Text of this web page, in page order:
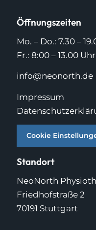
Öffnungszeiten
Mo. – Do.: 7.30 –
Fr.: 8:00 – 13.00 Uhr
info@neonorth.de
Impressum
Cookie
Standort
NeoNorth
Friedhofstraße 2
70191 Stuttgart